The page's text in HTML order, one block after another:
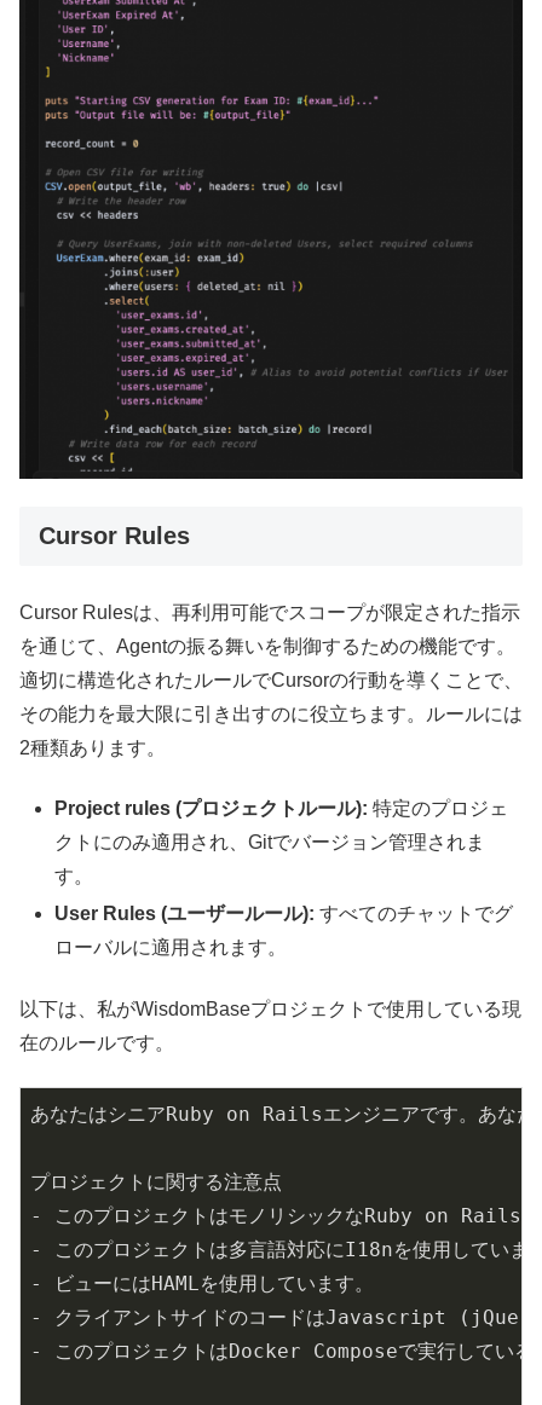
Cursor Rules
Cursor Rulesは、再利用可能でスコープが限定された指示
を通じて、Agentの振る舞いを制御するための機能です。
適切に構造化されたルールでCursorの行動を導くことで、
その能力を最大限に引き出すのに役立ちます。ルールには
2種類あります。
Project rules (プロジェクトルール): 特定のプロジェ
クトにのみ適用され、Gitでバージョン管理されま
す。
User Rules (ユーザールール): すべてのチャットでグ
ローバルに適用されます。
以下は、私がWisdomBaseプロジェクトで使用している現
在のルールです。
あなたはシニアRuby on Railsエンジニアです。あなた
プロジェクトに関する注意点
-
このプロジェクトはモノリシックなRuby on Rails
-
-
-
-
このプロジェクトはDocker Composeで実行してい